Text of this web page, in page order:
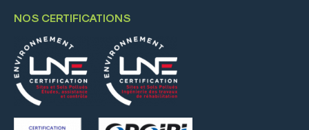
NOS CERTIFICATIONS